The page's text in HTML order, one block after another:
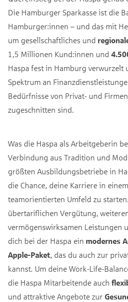
Die Hamburger Sparkasse ist die
Hamburger:innen – und das mit
um gesellschaftliches und
1,5 Millionen Kund:innen und
Haspa fest in Hamburg verwurzelt
Spektrum an
Bedürfnisse von Privat- und
zugeschnitten sind.
Was die Haspa als Arbeitgeberin
Verbindung aus Tradition und
größten Ausbildungsbetriebe in
die Chance, deine Karriere in
teamorientierten Umfeld zu
übertariflichen Vergütung,
vermögenswirksamen Leistungen
dich bei der Haspa ein modernes
Apple-Paket, das du auch zur
kannst. Um deine Work-Life-
die Haspa Mitarbeitende auch
und attraktive Angebote zur